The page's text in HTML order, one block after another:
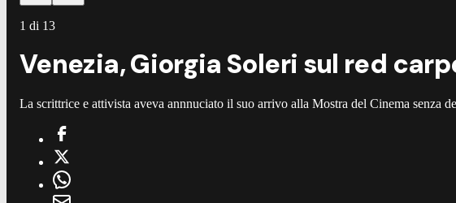
1 di 13
Venezia, Giorgia Soleri sul red
La scrittrice e attivista aveva annnuciato il suo arrivo alla Mostra del Cinema senza